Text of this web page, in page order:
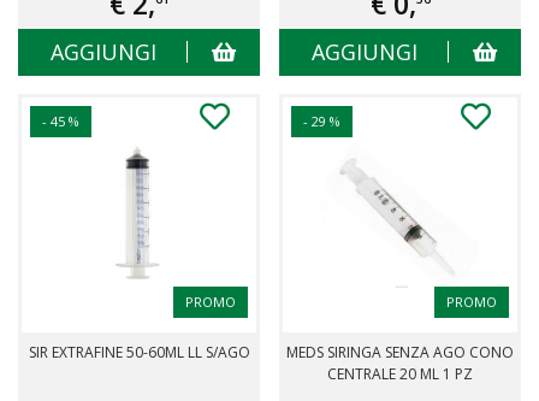
AGGIUNGI AGGIUNGI
- 45 %
PROMO
SIR EXTRAFINE 50-60ML LL S/AGO
- 29 %
PROMO
MEDS SIRINGA SENZA AGO CONO
CENTRALE 20 ML 1 PZ